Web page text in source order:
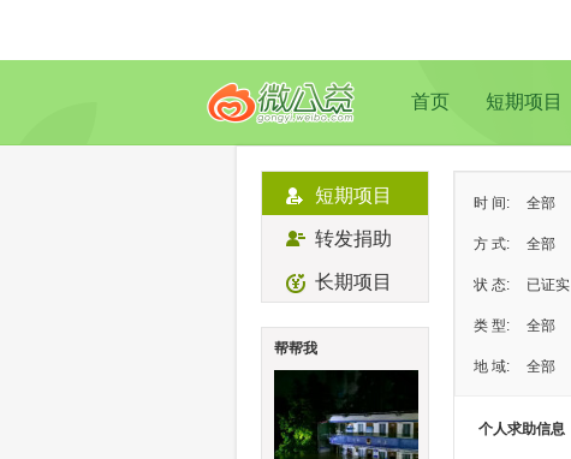
首页 短期项目
短期项目
转发捐助
长期项目
帮帮我
时 间: 全部
方 式: 全部
状 态: 已证实
类 型: 全部
地 域: 全部
个人求助信息